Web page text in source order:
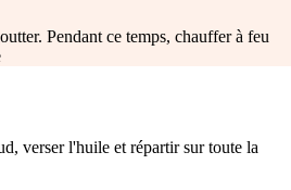
Pendant ce temps, chauffer à feu
verser l'huile et répartir sur toute la